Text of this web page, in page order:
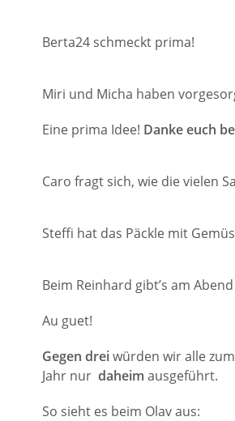
Berta24 schmeckt prima!
Miri und Micha haben
Eine prima Idee! Danke euch
Caro fragt sich, wie die vielen
Steffi hat das Päckle mit
Beim Reinhard gibt’s am
Au guet!
Gegen dreiwürden wir alle zum
Jahr nurdaheim ausgeführt.
So sieht es beim Olav aus: